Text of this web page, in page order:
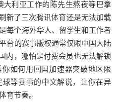
大利亚工作的陈先生熬夜等巴拿
新了三次腾讯体育还是无法加载
每个海外华人、留学生和工作者
台的赛事版权通常仅限中国大陆
内，哪怕是付费会员也无法解锁
如何用回国加速器突破地区限
等赛事的中文解说，让你在异
育节奏。